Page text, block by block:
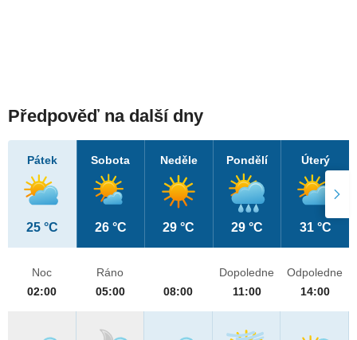
Předpověď na další dny
Pátek
25 °C
Sobota
26 °C
Neděle
29 °C
Pondělí
29 °C
Úterý
31 °C
Noc
02:00
Ráno
05:00
08:00
Dopoledne
11:00
Odpoledne
14:00